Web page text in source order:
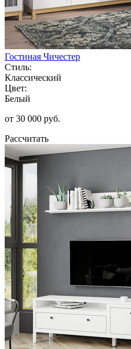
Гостиная Чичестер
Стиль:
Классический
Цвет:
Белый
от 30 000 руб.
Рассчитать